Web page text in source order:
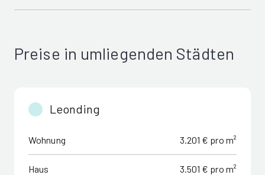
Preise in umliegenden Städten
Leonding
Wohnung 3.201 € pro m²
Haus 3.501 € pro m²